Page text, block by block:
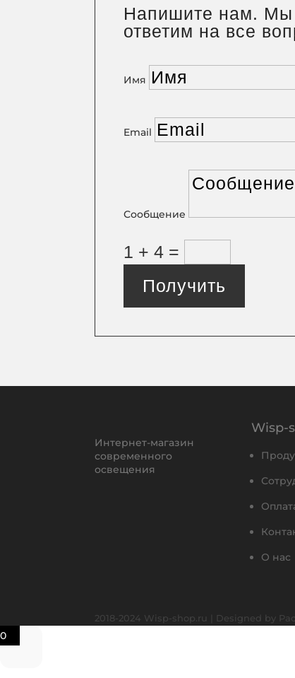
Напишите нам. Мы
ответим на все
Имя
Email
Сообщение
1 + 4 =
Получить
Интернет-магазин
современного
освещения
Wisp-
О нас
2018-2024 Wisp-shop.ru | Designed by
0